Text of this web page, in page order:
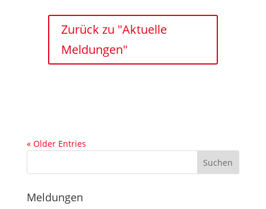
Zurück zu "Aktuelle
Meldungen"
« Older Entries
Meldungen